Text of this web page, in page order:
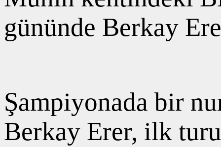
gününde Berkay
Şampiyonada bir
Berkay Erer, ilk